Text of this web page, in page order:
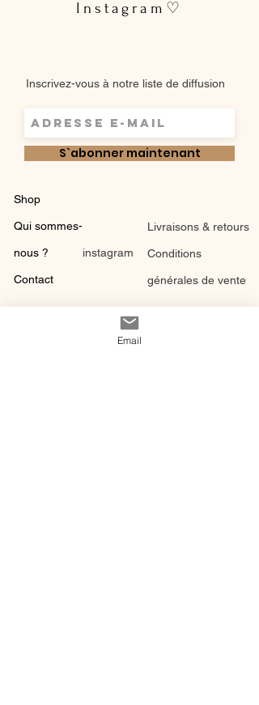
Instagram♡
Inscrivez-vous à notre liste de diffusion
S`abonner maintenant
Shop
Qui sommes-
nous ?
Contact
instagram
Livraisons & retours
Conditions
générales de vente
Email